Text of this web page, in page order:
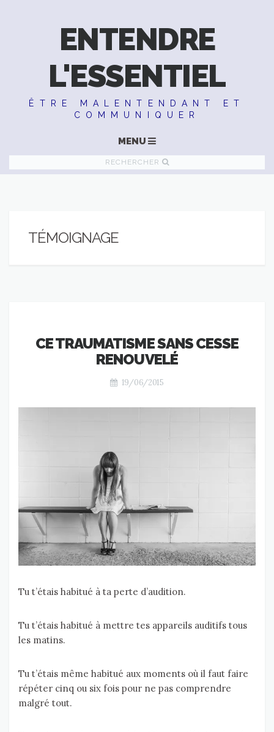
ENTENDRE
L'ESSENTIEL
ÊTRE MALENTENDANT ET
COMMUNIQUER
MENU
RECHERCHER
TÉMOIGNAGE
CE TRAUMATISME SANS CESSE
RENOUVELÉ
19/06/2015
Tu t’étais habitué à ta perte d’audition.
Tu t’étais habitué à mettre tes appareils auditifs tous
les matins.
Tu t’étais même habitué aux moments où il faut faire
répéter cinq ou six fois pour ne pas comprendre
malgré tout.